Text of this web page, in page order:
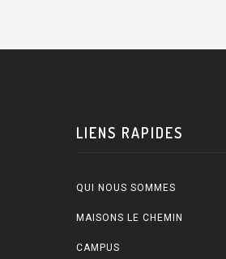
LIENS RAPIDES
QUI NOUS SOMMES
MAISONS LE CHEMIN
CAMPUS